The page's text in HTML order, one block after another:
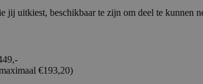
jij uitkiest, beschikbaar te zijn om deel te kunnen
€193,20)